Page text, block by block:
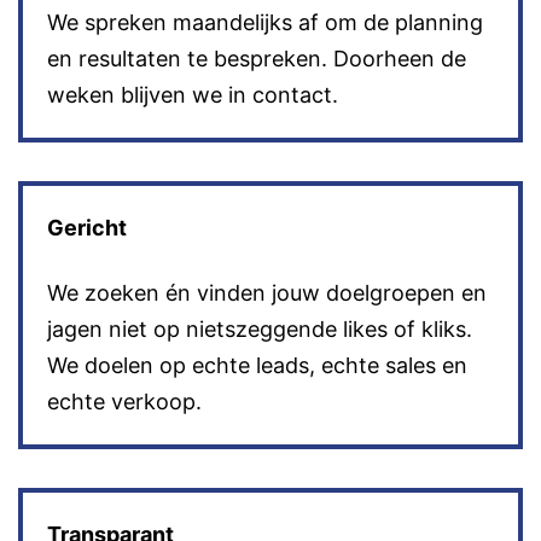
We spreken maandelijks af om de planning
en resultaten te bespreken. Doorheen de
weken blijven we in contact.
Gericht
We zoeken én vinden jouw doelgroepen en
jagen niet op nietszeggende likes of kliks.
We doelen op echte leads, echte sales en
echte verkoop.
Transparant